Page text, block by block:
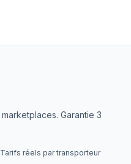
Garantie 3
Tarifs réels par transporteur